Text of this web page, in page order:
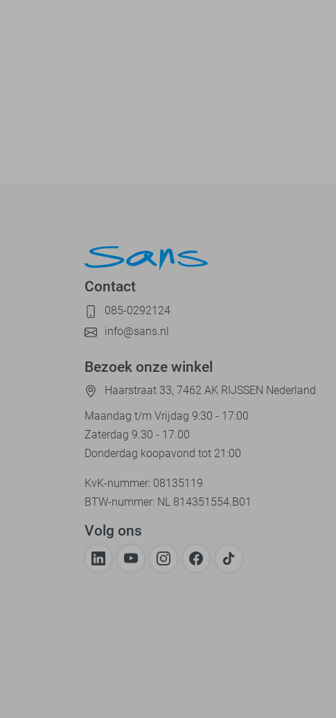
Contact
085-0292124
info@sans.nl
Bezoek onze winkel
Haarstraat 33, 7462 AK RIJSSEN Nederland
Maandag t/m Vrijdag 9:30 - 17:00
Zaterdag 9.30 - 17.00
Donderdag koopavond tot 21:00
KvK-nummer: 08135119
BTW-nummer: NL 814351554.B01
Volg ons